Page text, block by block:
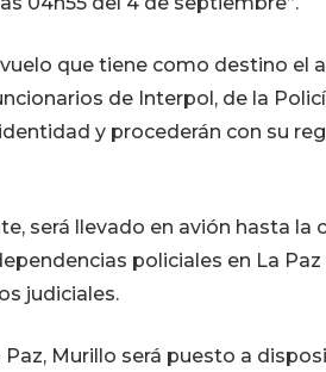
vuelo que tiene como destino el
de Interpol, de la
y procederán con su
será llevado en avión hasta la
policiales en La
judiciales.
Paz, Murillo será puesto a